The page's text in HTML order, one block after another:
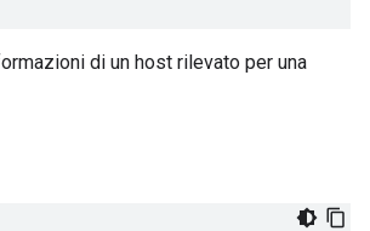
di un host rilevato per una